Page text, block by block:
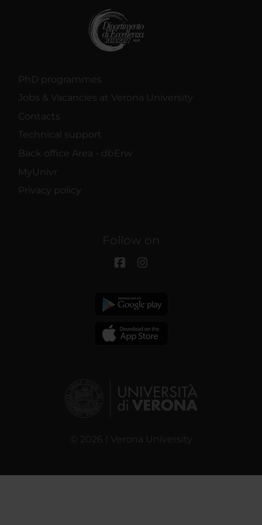
PhD programmes
Jobs & Vacancies at Verona University
Contacts
Technical support
Back office Area - dbErw
MyUnivr
Privacy policy
Follow on
© 2026 | Verona University